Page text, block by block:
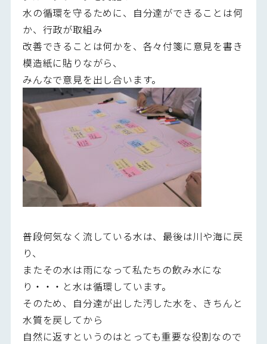
水の循環を守るために、自分達ができることは何
か、行政が取組み
改善できることは何かを、各々付箋に意見を書き
模造紙に貼りながら、
みんなで意見を出し合います。
普段何気なく流している水は、最後は川や海に戻
り、
またその水は雨になって私たちの飲み水にな
り・・・と水は循環しています。
そのため、自分達が出した汚した水を、きちんと
水質を戻してから
自然に返すというのはとっても重要な役割なので